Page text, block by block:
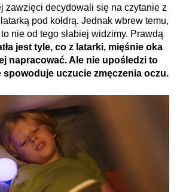
zawzięci decydowali się na czytanie z
pod kołdrą. Jednak wbrew temu,
nie od tego słabiej widzimy. Prawdą
jest tyle, co z latarki, mięśnie oka
napracować. Ale nie upośledzi to
spowoduje uczucie zmęczenia oczu.